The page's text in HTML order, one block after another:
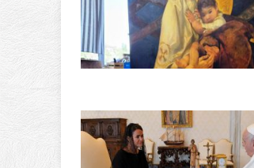
ЛЕНТА НОВОСТЕЙ